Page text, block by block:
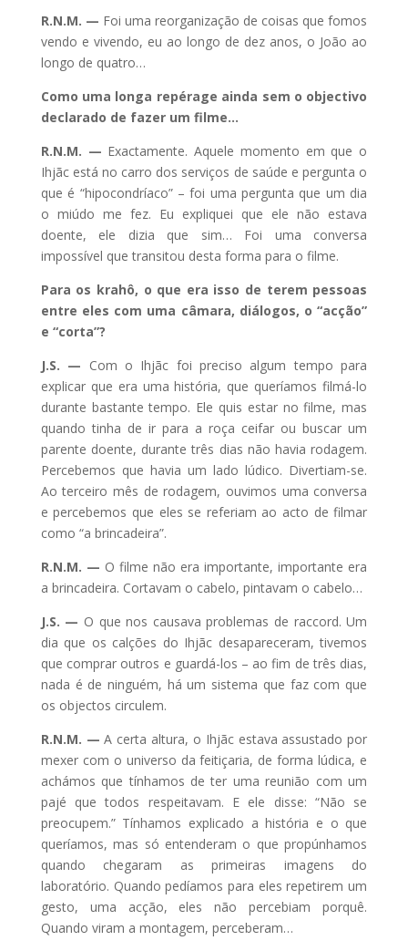
R.N.M. — Foi uma reorganização de coisas que fomos
vendo e vivendo, eu ao longo de dez anos, o João ao
longo de quatro…
Como uma longa repérage ainda sem o objectivo
declarado de fazer um filme…
R.N.M. — Exactamente. Aquele momento em que o
Ihjãc está no carro dos serviços de saúde e pergunta o
que é “hipocondríaco” – foi uma pergunta que um dia
o miúdo me fez. Eu expliquei que ele não estava
doente, ele dizia que sim… Foi uma conversa
impossível que transitou desta forma para o filme.
Para os krahô, o que era isso de terem pessoas
entre eles com uma câmara, diálogos, o “acção”
e “corta”?
J.S. — Com o Ihjãc foi preciso algum tempo para
explicar que era uma história, que queríamos filmá-lo
durante bastante tempo. Ele quis estar no filme, mas
quando tinha de ir para a roça ceifar ou buscar um
parente doente, durante três dias não havia rodagem.
Percebemos que havia um lado lúdico. Divertiam-se.
Ao terceiro mês de rodagem, ouvimos uma conversa
e percebemos que eles se referiam ao acto de filmar
como “a brincadeira”.
R.N.M. — O filme não era importante, importante era
a brincadeira. Cortavam o cabelo, pintavam o cabelo…
J.S. — O que nos causava problemas de raccord. Um
dia que os calções do Ihjãc desapareceram, tivemos
que comprar outros e guardá-los – ao fim de três dias,
nada é de ninguém, há um sistema que faz com que
os objectos circulem.
R.N.M. — A certa altura, o Ihjãc estava assustado por
mexer com o universo da feitiçaria, de forma lúdica, e
achámos que tínhamos de ter uma reunião com um
pajé que todos respeitavam. E ele disse: “Não se
preocupem.” Tínhamos explicado a história e o que
queríamos, mas só entenderam o que propúnhamos
quando chegaram as primeiras imagens do
laboratório. Quando pedíamos para eles repetirem um
gesto, uma acção, eles não percebiam porquê.
Quando viram a montagem, perceberam…